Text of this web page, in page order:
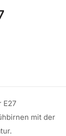
E27
mit der